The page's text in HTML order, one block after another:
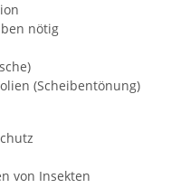
nötig
(Scheibentönung)
von Insekten